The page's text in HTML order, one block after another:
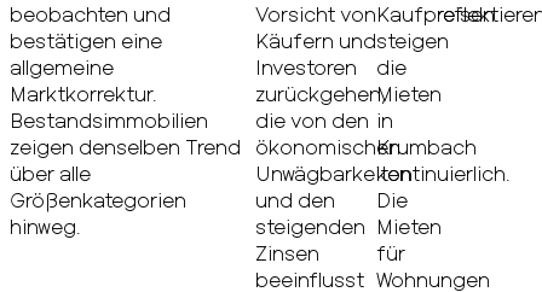
beobachten und
bestätigen eine
allgemeine
Marktkorrektur.
Bestandsimmobilien
zeigen denselben Trend
über alle
Größenkategorien
hinweg.
Vorsicht von
Käufern und
Investoren
zurückgehen,
die von den
ökonomischen
Unwägbarkeiten
und den
steigenden
Zinsen
beeinflusst
Kaufpreisen
steigen
die
Mieten
in
Krumbach
kontinuierlich.
Die
Mieten
für
Wohnungen